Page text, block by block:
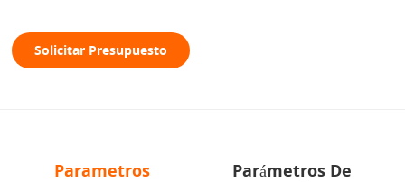
Solicitar Presupuesto
Parametros
Parámetros De